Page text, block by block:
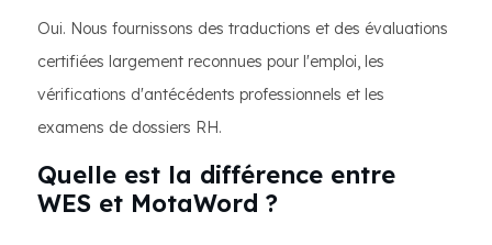
Oui. Nous fournissons des traductions et des évaluations
certifiées largement reconnues pour l'emploi, les
vérifications d'antécédents professionnels et les
examens de dossiers RH.
Quelle est la différence entre
WES et MotaWord ?